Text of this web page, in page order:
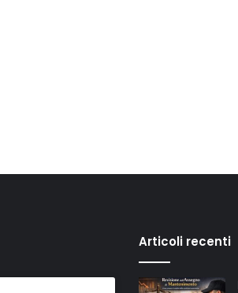
Articoli recenti